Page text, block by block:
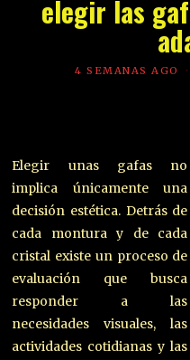
elegir las
4 SEMANAS AGO
Elegir unas gafas no
implica únicamente una
decisión estética. Detrás de
cada montura y de cada
cristal existe un proceso de
evaluación que busca
responder a las
necesidades visuales, las
actividades cotidianas y las